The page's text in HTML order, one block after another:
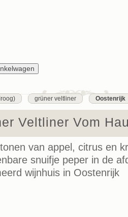
grüner veltliner Oostenrijk
Veltliner Vom
van appel, citrus en
snuifje peper in de
wijnhuis in Oostenrijk